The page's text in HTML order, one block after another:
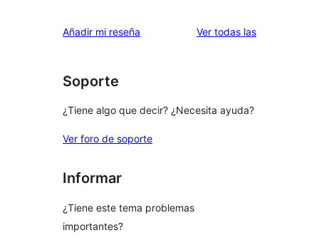
estrellas
de
Añadir mi reseña Ver todas lasvaloraciones
Soporte
¿Tiene algo que decir? ¿Necesita ayuda?
Ver foro de soporte
Informar
¿Tiene este tema problemas
importantes?